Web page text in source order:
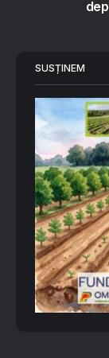
SUSȚINEM